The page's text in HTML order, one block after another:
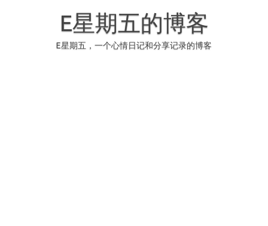
E星期五的博客
E星期五，一个心情日记和分享记录的博客